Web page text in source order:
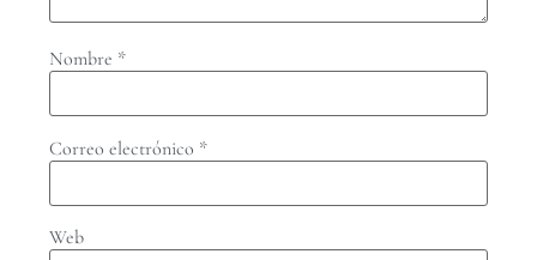
Nombre *
Correo electrónico *
Web